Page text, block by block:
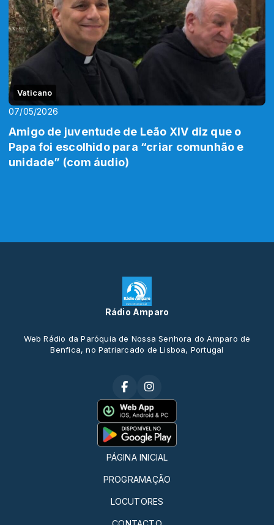
Vaticano
07/05/2026
Amigo de juventude de Leão XIV diz que o
Papa foi escolhido para “criar comunhão e
unidade” (com áudio)
Rádio Amparo
Web Rádio da Paróquia de Nossa Senhora do Amparo de
Benfica, no Patriarcado de Lisboa, Portugal
PÁGINA INICIAL
PROGRAMAÇÃO
LOCUTORES